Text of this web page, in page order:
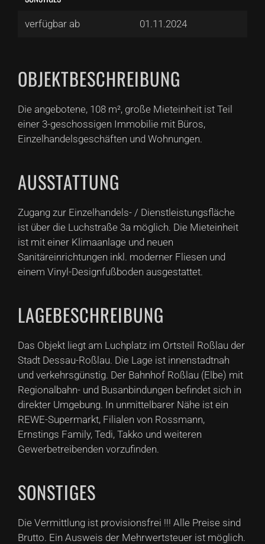
verfügbar ab 01.11.2024
OBJEKTBESCHREIBUNG
Die angebotene, 108 m², große Mieteinheit ist Teil
einer 3-geschossigen Immobilie mit Büros,
Einzelhandelsgeschäften und Wohnungen.
AUSSTATTUNG
Zugang zur Einzelhandels- / Dienstleistungsfläche
ist über die Luchstraße 3a möglich. Die Mieteinheit
ist mit einer Klimaanlage und neuen
Sanitäreinrichtungen inkl. moderner Fliesen und
einem Vinyl-Designfußboden ausgestattet.
LAGEBESCHREIBUNG
Das Objekt liegt am Luchplatz im Ortsteil Roßlau der
Stadt Dessau-Roßlau. Die Lage ist innenstadtnah
und verkehrsgünstig. Der Bahnhof Roßlau (Elbe) mit
Regionalbahn- und Busanbindungen befindet sich in
direkter Umgebung. In unmittelbarer Nähe ist ein
REWE-Supermarkt, Filialen von Rossmann,
Ernstings Family, Tedi, Takko und weiteren
Gewerbetreibenden vorzufinden.
SONSTIGES
Die Vermittlung ist provisionsfrei !!! Alle Preise sind
Brutto. Ein Ausweis der Mehrwertsteuer ist möglich.